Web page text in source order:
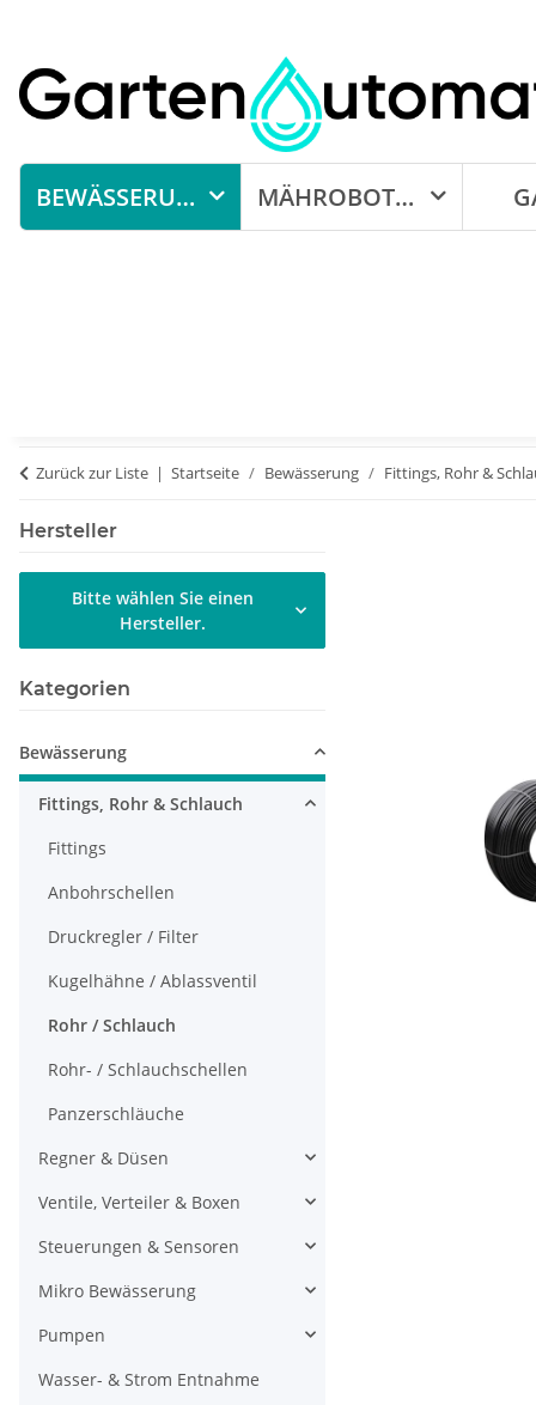
BEWÄSSERUNG MÄHROBOTER
Zurück zur Liste Startseite Bewässerung Fittings, Rohr &
Hersteller
Bitte wählen Sie einen
Hersteller.
Kategorien
Bewässerung
Fittings, Rohr & Schlauch
Fittings
Anbohrschellen
Druckregler / Filter
Kugelhähne / Ablassventil
Rohr / Schlauch
Rohr- / Schlauchschellen
Panzerschläuche
Regner & Düsen
Ventile, Verteiler & Boxen
Steuerungen & Sensoren
Mikro Bewässerung
Pumpen
Wasser- & Strom Entnahme